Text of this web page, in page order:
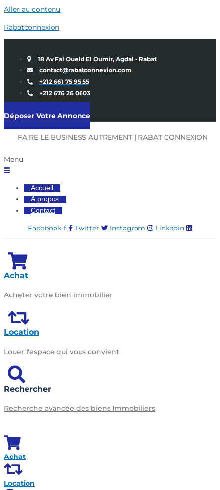
Aller au contenu
Rabatconnexion
18 Av Fal Oueld El Oumir, Agdal - Rabat
contact@rabatconnexion.com
+212 661 75 95 55
+212 676 26 0603
Déposer Votre Annonce
FAIRE LE BUSINESS AUTREMENT | RABAT CONNEXION
Menu
Accueil
À propos
Contact
Facebook-f Twitter Instagram Linkedin
Achat
Acheter votre bien immobilier
Location
Louer l'espace qui vous convient
Rechercher
Recherche avancée des biens Immobiliers
Achat
Location